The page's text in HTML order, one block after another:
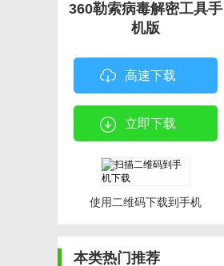
360勒索病毒解密工具手
机版
高速下载
立即下载
使用二维码下载到手机
本类热门推荐